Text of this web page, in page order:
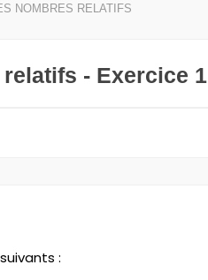
NOMBRES RELATIFS
- Exercice 1
: